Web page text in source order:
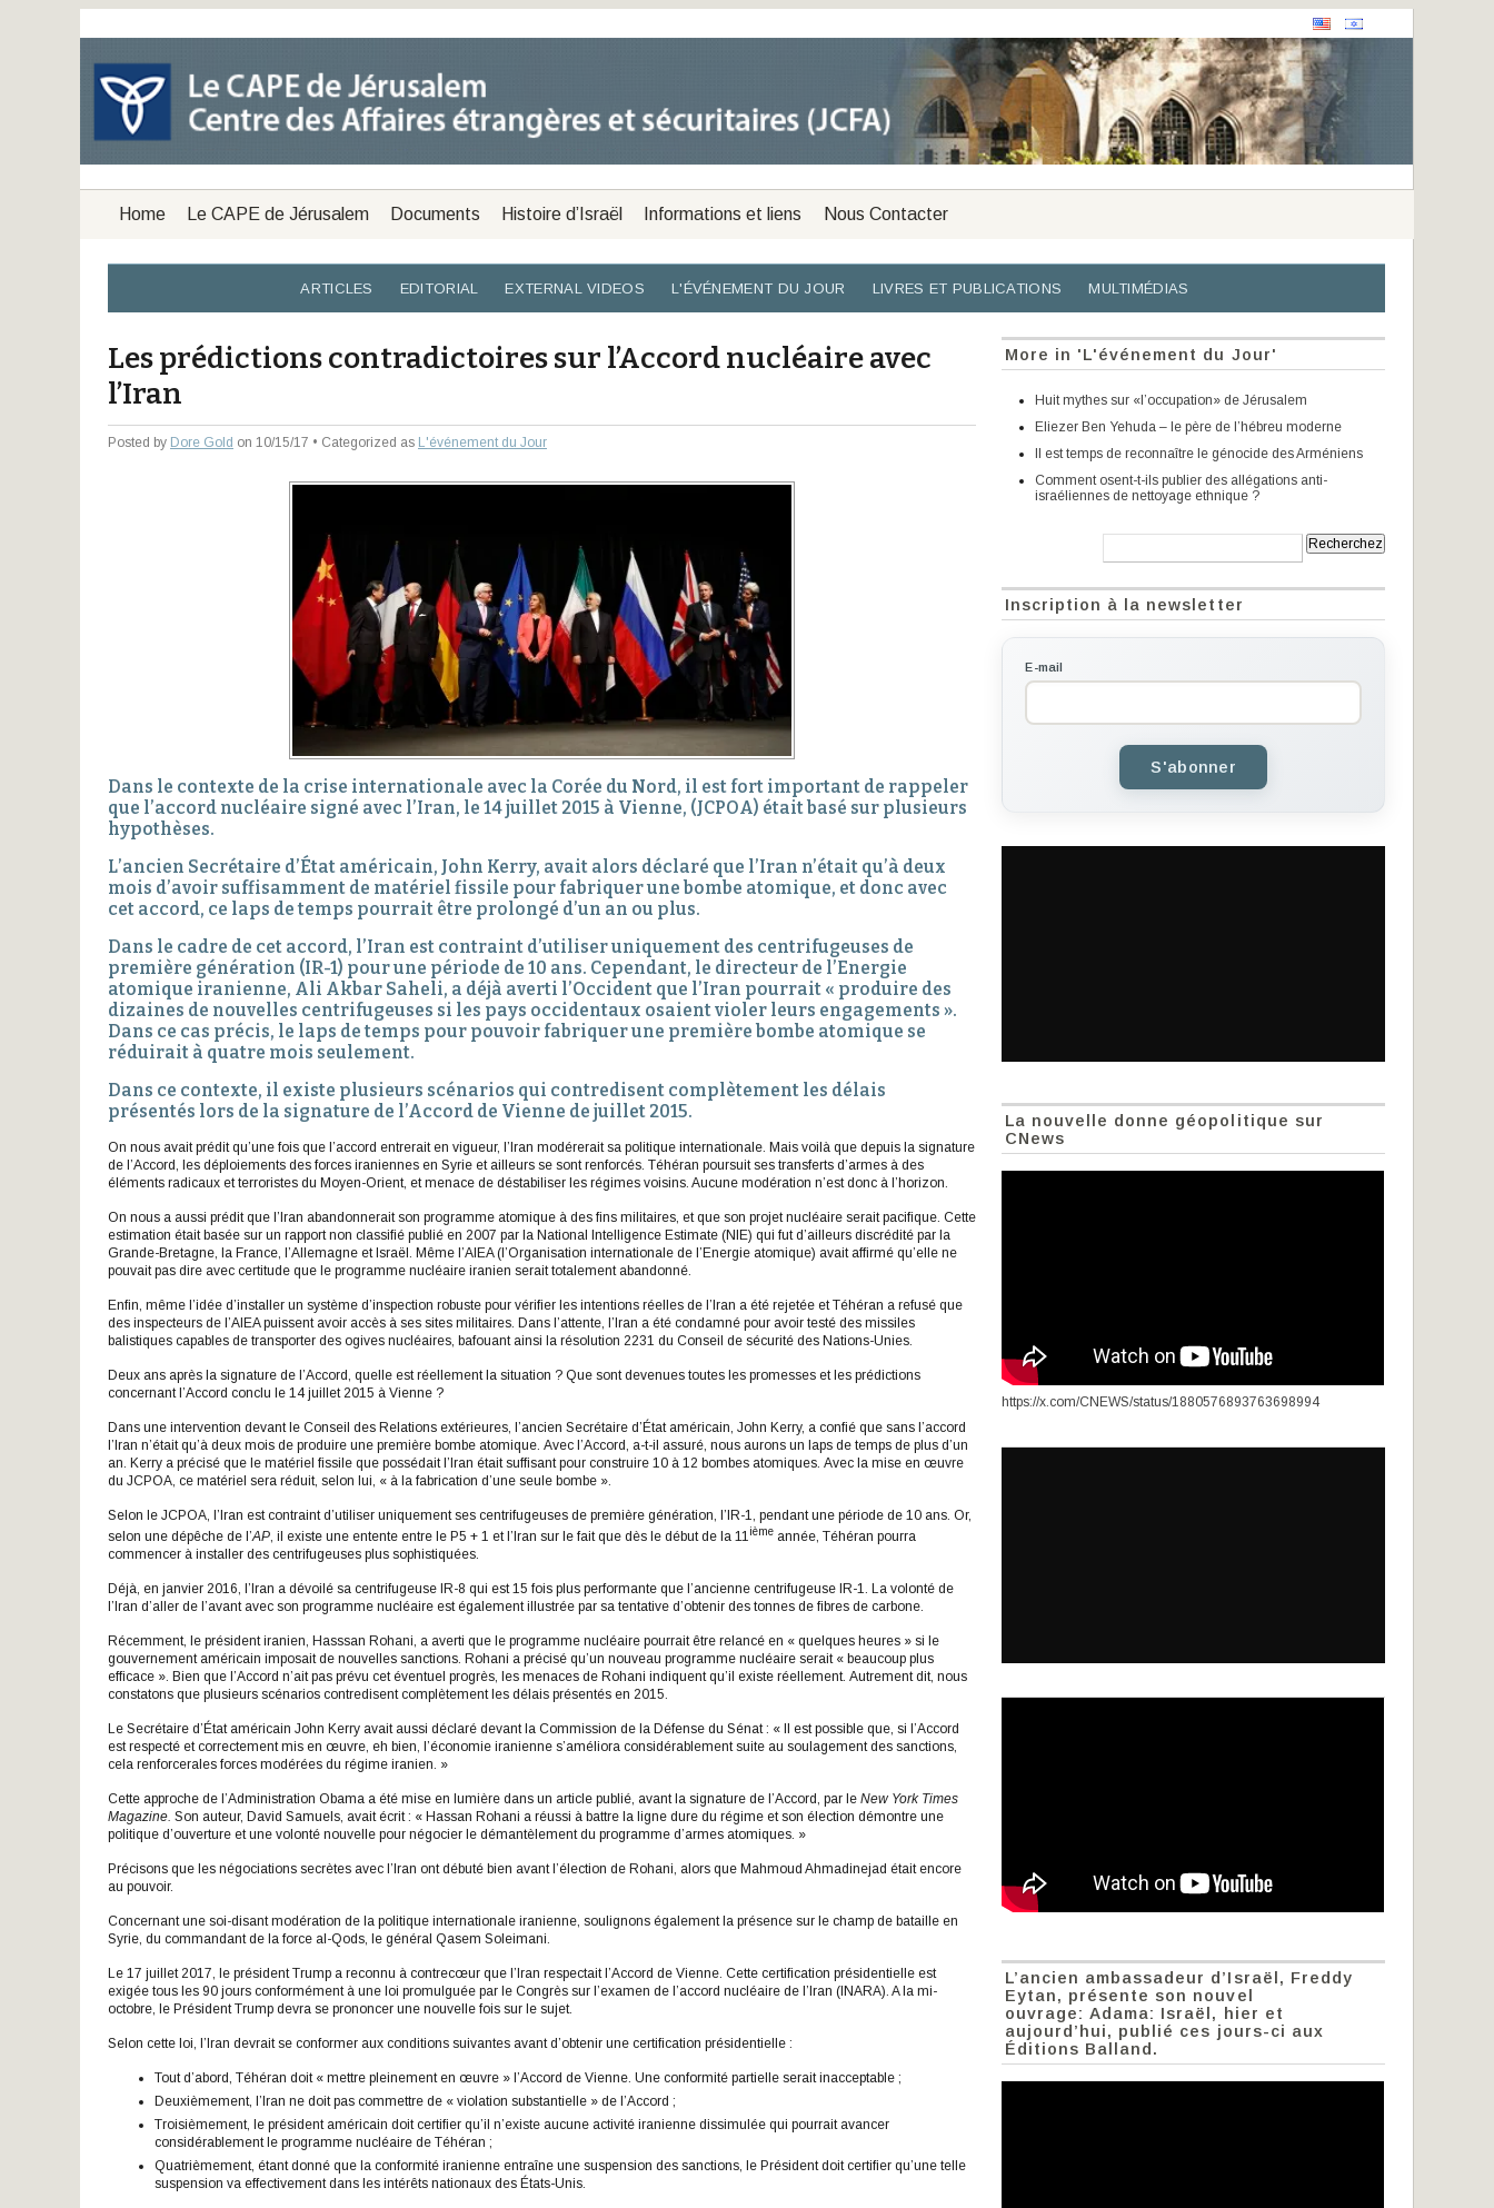
Home Le CAPE de Jérusalem Documents Histoire d’Israël Informations et liens Nous Contacter
ARTICLES EDITORIAL EXTERNAL VIDEOS L'ÉVÉNEMENT DU JOUR LIVRES ET PUBLICATIONS MULTIMÉDIAS
Les prédictions contradictoires sur l’Accord nucléaire avec
l’Iran
Posted by Dore Gold on 10/15/17 • Categorized as L'événement du Jour
Dans le contexte de la crise internationale avec la Corée du Nord, il est fort important de rappeler
que l’accord nucléaire signé avec l’Iran, le 14 juillet 2015 à Vienne, (JCPOA) était basé sur plusieurs
hypothèses.
L’ancien Secrétaire d’État américain, John Kerry, avait alors déclaré que l’Iran n’était qu’à deux
mois d’avoir suffisamment de matériel fissile pour fabriquer une bombe atomique, et donc avec
cet accord, ce laps de temps pourrait être prolongé d’un an ou plus.
Dans le cadre de cet accord, l’Iran est contraint d’utiliser uniquement des centrifugeuses de
première génération (IR-1) pour une période de 10 ans. Cependant, le directeur de l’Energie
atomique iranienne, Ali Akbar Saheli, a déjà averti l’Occident que l’Iran pourrait « produire des
dizaines de nouvelles centrifugeuses si les pays occidentaux osaient violer leurs engagements ».
Dans ce cas précis, le laps de temps pour pouvoir fabriquer une première bombe atomique se
réduirait à quatre mois seulement.
Dans ce contexte, il existe plusieurs scénarios qui contredisent complètement les délais
présentés lors de la signature de l’Accord de Vienne de juillet 2015.
On nous avait prédit qu’une fois que l’accord entrerait en vigueur, l’Iran modérerait sa politique internationale. Mais voilà que depuis la signature
de l’Accord, les déploiements des forces iraniennes en Syrie et ailleurs se sont renforcés. Téhéran poursuit ses transferts d’armes à des
éléments radicaux et terroristes du Moyen-Orient, et menace de déstabiliser les régimes voisins. Aucune modération n’est donc à l’horizon.
On nous a aussi prédit que l’Iran abandonnerait son programme atomique à des fins militaires, et que son projet nucléaire serait pacifique. Cette
estimation était basée sur un rapport non classifié publié en 2007 par la National Intelligence Estimate (NIE) qui fut d’ailleurs discrédité par la
Grande-Bretagne, la France, l’Allemagne et Israël. Même l’AIEA (l’Organisation internationale de l’Energie atomique) avait affirmé qu’elle ne
pouvait pas dire avec certitude que le programme nucléaire iranien serait totalement abandonné.
Enfin, même l’idée d’installer un système d’inspection robuste pour vérifier les intentions réelles de l’Iran a été rejetée et Téhéran a refusé que
des inspecteurs de l’AIEA puissent avoir accès à ses sites militaires. Dans l’attente, l’Iran a été condamné pour avoir testé des missiles
balistiques capables de transporter des ogives nucléaires, bafouant ainsi la résolution 2231 du Conseil de sécurité des Nations-Unies.
Deux ans après la signature de l’Accord, quelle est réellement la situation ? Que sont devenues toutes les promesses et les prédictions
concernant l’Accord conclu le 14 juillet 2015 à Vienne ?
Dans une intervention devant le Conseil des Relations extérieures, l’ancien Secrétaire d’État américain, John Kerry, a confié que sans l’accord
l’Iran n’était qu’à deux mois de produire une première bombe atomique. Avec l’Accord, a-t-il assuré, nous aurons un laps de temps de plus d’un
an. Kerry a précisé que le matériel fissile que possédait l’Iran était suffisant pour construire 10 à 12 bombes atomiques. Avec la mise en œuvre
du JCPOA, ce matériel sera réduit, selon lui, « à la fabrication d’une seule bombe ».
Selon le JCPOA, l’Iran est contraint d’utiliser uniquement ses centrifugeuses de première génération, l’IR-1, pendant une période de 10 ans. Or,
selon une dépêche de l’AP , il existe une entente entre le P5 + 1 et l’Iran sur le fait que dès le début de la 11 ième année, Téhéran pourra
commencer à installer des centrifugeuses plus sophistiquées.
Déjà, en janvier 2016, l’Iran a dévoilé sa centrifugeuse IR-8 qui est 15 fois plus performante que l’ancienne centrifugeuse IR-1. La volonté de
l’Iran d’aller de l’avant avec son programme nucléaire est également illustrée par sa tentative d’obtenir des tonnes de fibres de carbone.
Récemment, le président iranien, Hasssan Rohani, a averti que le programme nucléaire pourrait être relancé en « quelques heures » si le
gouvernement américain imposait de nouvelles sanctions. Rohani a précisé qu’un nouveau programme nucléaire serait « beaucoup plus
efficace ». Bien que l’Accord n’ait pas prévu cet éventuel progrès, les menaces de Rohani indiquent qu’il existe réellement. Autrement dit, nous
constatons que plusieurs scénarios contredisent complètement les délais présentés en 2015.
Le Secrétaire d’État américain John Kerry avait aussi déclaré devant la Commission de la Défense du Sénat : « Il est possible que, si l’Accord
est respecté et correctement mis en œuvre, eh bien, l’économie iranienne s’améliora considérablement suite au soulagement des sanctions,
cela renforcerales forces modérées du régime iranien. »
Cette approche de l’Administration Obama a été mise en lumière dans un article publié, avant la signature de l’Accord, par le New York Times
Magazine. Son auteur, David Samuels, avait écrit : « Hassan Rohani a réussi à battre la ligne dure du régime et son élection démontre une
politique d’ouverture et une volonté nouvelle pour négocier le démantèlement du programme d’armes atomiques. »
Précisons que les négociations secrètes avec l’Iran ont débuté bien avant l’élection de Rohani, alors que Mahmoud Ahmadinejad était encore
au pouvoir.
Concernant une soi-disant modération de la politique internationale iranienne, soulignons également la présence sur le champ de bataille en
Syrie, du commandant de la force al-Qods, le général Qasem Soleimani.
Le 17 juillet 2017, le président Trump a reconnu à contrecœur que l’Iran respectait l’Accord de Vienne. Cette certification présidentielle est
exigée tous les 90 jours conformément à une loi promulguée par le Congrès sur l’examen de l’accord nucléaire de l’Iran (INARA). A la mi-
octobre, le Président Trump devra se prononcer une nouvelle fois sur le sujet.
Selon cette loi, l’Iran devrait se conformer aux conditions suivantes avant d’obtenir une certification présidentielle :
Tout d’abord, Téhéran doit « mettre pleinement en œuvre » l’Accord de Vienne. Une conformité partielle serait inacceptable ;
Deuxièmement, l’Iran ne doit pas commettre de « violation substantielle » de l’Accord ;
Troisièmement, le président américain doit certifier qu’il n’existe aucune activité iranienne dissimulée qui pourrait avancer
considérablement le programme nucléaire de Téhéran ;
Quatrièmement, étant donné que la conformité iranienne entraîne une suspension des sanctions, le Président doit certifier qu’une telle
suspension va effectivement dans les intérêts nationaux des États-Unis.
More in 'L'événement du Jour'
Huit mythes sur «l’occupation» de Jérusalem
Eliezer Ben Yehuda – le père de l’hébreu moderne
Il est temps de reconnaître le génocide des Arméniens
Comment osent-t-ils publier des allégations anti-
israéliennes de nettoyage ethnique ?
Inscription à la newsletter
E-mail
S'abonner
La nouvelle donne géopolitique sur
CNews
https://x.com/CNEWS/status/1880576893763698994
L’ancien ambassadeur d’Israël, Freddy
Eytan, présente son nouvel
ouvrage: Adama: Israël, hier et
aujourd’hui, publié ces jours-ci aux
Éditions Balland.